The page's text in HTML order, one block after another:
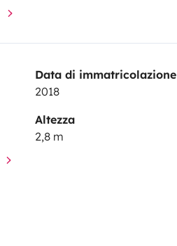
Data di immatricolazione
2018
Altezza
2,8 m